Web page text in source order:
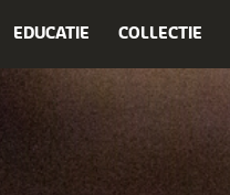
EDUCATIE COLLECTIE